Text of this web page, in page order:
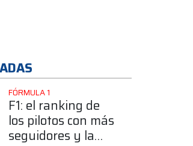
FÓRMULA 1
F1: el ranking de
los pilotos con más
seguidores y la